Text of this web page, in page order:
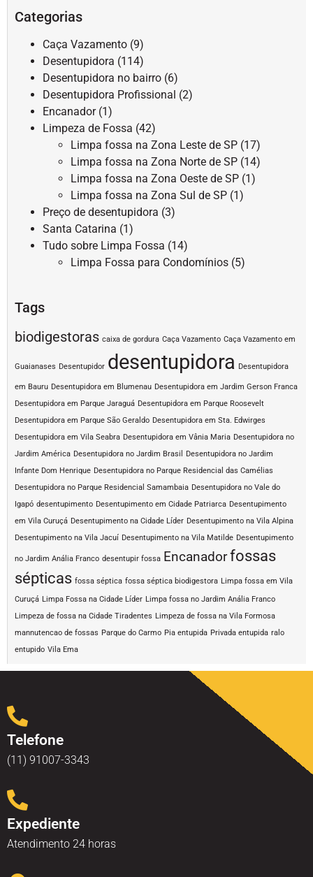
Categorias
Caça Vazamento (9)
Desentupidora (114)
Desentupidora no bairro (6)
Desentupidora Profissional (2)
Encanador(1)
Limpeza de Fossa (42)
Limpa fossa na Zona Leste de SP (17)
Limpa fossa na Zona Norte de SP (14)
Limpa fossa na Zona Oeste de SP (1)
Limpa fossa na Zona Sul de SP (1)
Preço de desentupidora (3)
Santa Catarina (1)
Tudo sobre Limpa Fossa (14)
Limpa Fossa para Condomínios (5)
Tags
biodigestoras caixa de gordura Caça Vazamento Caça Vazamento em
Guaianases Desentupidor desentupidora Desentupidora
em Bauru Desentupidora em Blumenau Desentupidora em Jardim Gerson Franca
Desentupidora em Parque Jaraguá Desentupidora em Parque Roosevelt
Desentupidora em Parque São Geraldo Desentupidora em Sta. Edwirges
Desentupidora em Vila Seabra Desentupidora em Vânia Maria Desentupidora no
Jardim América Desentupidora no Jardim Brasil
Desentupidora no Jardim
Infante Dom Henrique Desentupidora no Parque Residencial das Camélias
Desentupidora no Parque Residencial Samambaia Desentupidora no Vale do
Igapó desentupimento Desentupimento em Cidade Patriarca Desentupimento
em Vila Curuçá Desentupimento na Cidade Líder Desentupimento na Vila Alpina
Desentupimento na Vila Jacuí Desentupimento na Vila Matilde Desentupimento
no Jardim Anália Franco desentupir fossa Encanadorfossas
sépticas fossa séptica fossa séptica biodigestora Limpa fossa em Vila
Curuçá Limpa Fossa na Cidade Líder Limpa fossa no Jardim Anália Franco
Limpeza de fossa na Cidade Tiradentes Limpeza de fossa na Vila Formosa
mannutencao de fossas Parque do Carmo Pia entupida Privada entupida ralo
entupido Vila Ema
Telefone
(11) 91007-3343
Expediente
Atendimento 24 horas